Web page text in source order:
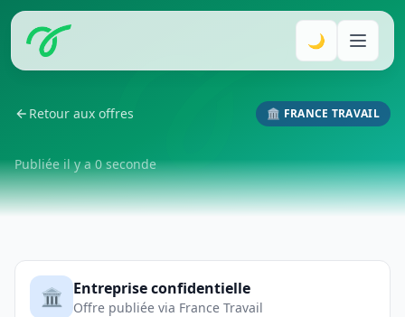
🌙
Retour aux offres 🏛️ FRANCE TRAVAIL
Publiée il y a 0 seconde
🏛️ Entreprise confidentielle
Offre publiée via France Travail